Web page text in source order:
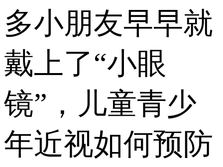
多小朋友早早就
戴上了“小眼
镜”，儿童青少
年近视如何预防